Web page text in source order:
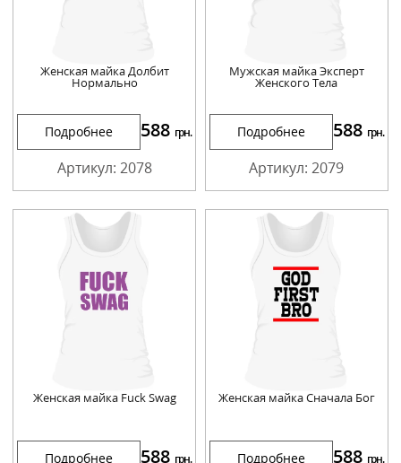
Женская майка Долбит
Нормально
Подробнее 588 грн.
Артикул: 2078
Мужская майка Эксперт
Женского Тела
Подробнее 588 грн.
Артикул: 2079
Женская майка Fuck Swag
Подробнее 588 грн.
Женская майка Сначала Бог
Подробнее 588 грн.